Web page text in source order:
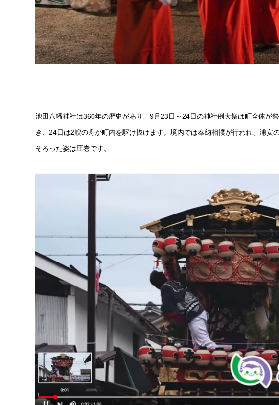
池田八幡神社は360年の歴史があり、9月23日～24日の神社例大祭は町全体が
き、24日は2艘の舟が町内を駆け抜けます。境内では奉納相撲が行われ、浦安
そろった姿は圧巻です。